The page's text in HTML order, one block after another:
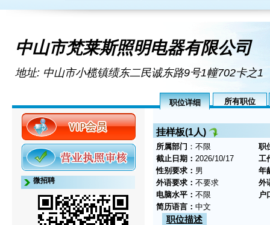
中山市梵莱斯照明电器有限公司
地址: 中山市小榄镇绩东二民诚东路9号1幢702卡之1
职位详细 所有职位
微招聘
挂样板(1人)
所属部门 ：不限
职
截止日期： 2026/10/17
工
性别要求： 男
年
外语要求： 不要求
外
电脑水平： 不限
户
简历语言： 中文
职位描述